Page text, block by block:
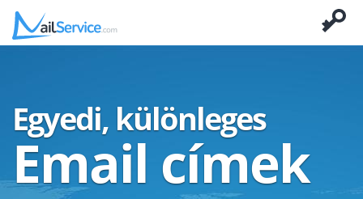
Egyedi, különleges
Email címek